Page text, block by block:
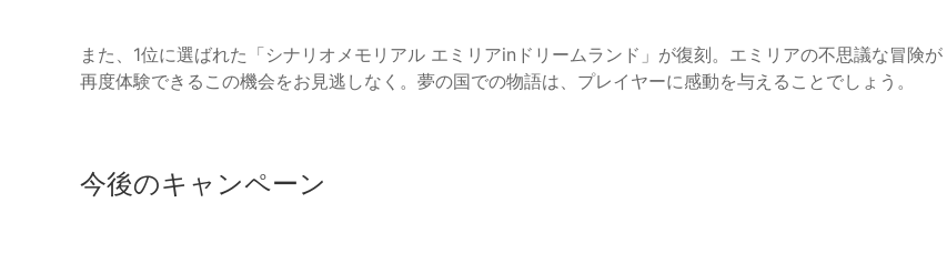
また、1位に選ばれた「シナリオメモリアル エミリアinドリームランド」が復刻。エミリアの不思議な冒険が
再度体験できるこの機会をお見逃しなく。夢の国での物語は、プレイヤーに感動を与えることでしょう。
今後のキャンペーン